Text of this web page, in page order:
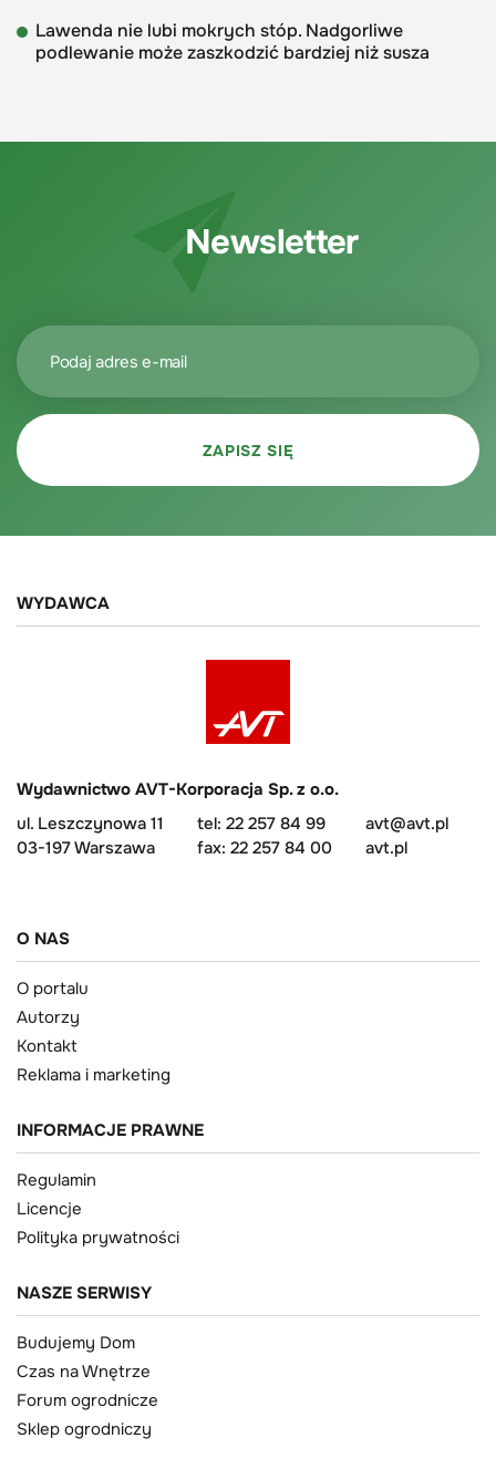
Lawenda nie lubi mokrych stóp. Nadgorliwe
podlewanie może zaszkodzić bardziej niż susza
Newsletter
WYDAWCA
Wydawnictwo AVT-Korporacja Sp. z o.o.
ul. Leszczynowa 11
03-197 Warszawa
tel: 22 257 84 99
fax: 22 257 84 00
avt@avt.pl
avt.pl
O NAS
O portalu
Autorzy
Kontakt
Reklama i marketing
INFORMACJE PRAWNE
Regulamin
Licencje
Polityka prywatności
NASZE SERWISY
Budujemy Dom
Czas na Wnętrze
Forum ogrodnicze
Sklep ogrodniczy